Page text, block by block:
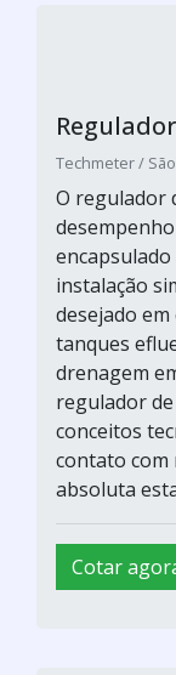
Techmeter /
O regulador
instalação
desejado
tanques
drenagem
regulador
conceitos
contato com
absoluta
Cotar